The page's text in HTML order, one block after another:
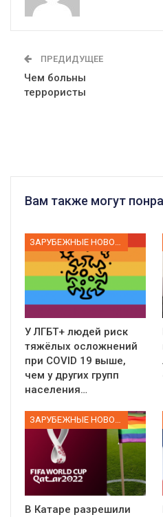
ПРЕДИДУЩЕЕ
Чем больны
террористы
Вам также могут
У ЛГБТ+ людей риск
тяжёлых осложнений
при COVID 19 выше,
чем у других групп
населения…
В Катаре разрешили